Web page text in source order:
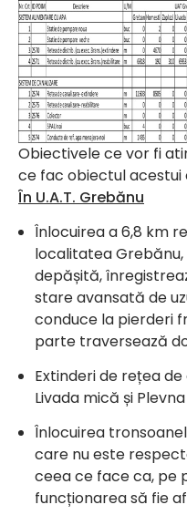
Obiectivele ce vor fi
ce fac obiectul
În U.A.T. Grebănu
Înlocuirea a 6,8 km
localitatea
depășită,
stare avansată de
conduce la pierderi
parte traversează
Extinderi de rețea
Livada mică și Plevna
Înlocuirea
care nu este
ceea ce face ca, pe
funcționarea să fie